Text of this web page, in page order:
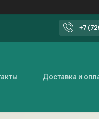
+7
Доставка и